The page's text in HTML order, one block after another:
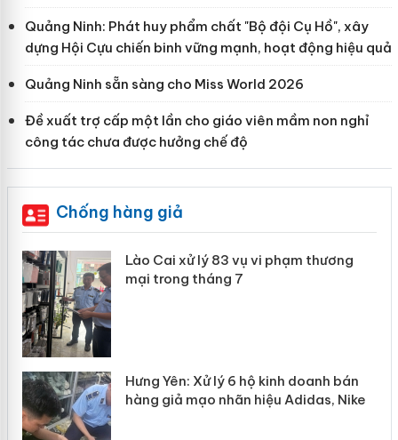
Quảng Ninh: Phát huy phẩm chất "Bộ đội Cụ Hồ", xây
dựng Hội Cựu chiến binh vững mạnh, hoạt động hiệu quả
Quảng Ninh sẵn sàng cho Miss World 2026
Đề xuất trợ cấp một lần cho giáo viên mầm non nghỉ
công tác chưa được hưởng chế độ
Chống hàng giả
Lào Cai xử lý 83 vụ vi phạm thương
mại trong tháng 7
Hưng Yên: Xử lý 6 hộ kinh doanh bán
hàng giả mạo nhãn hiệu Adidas, Nike